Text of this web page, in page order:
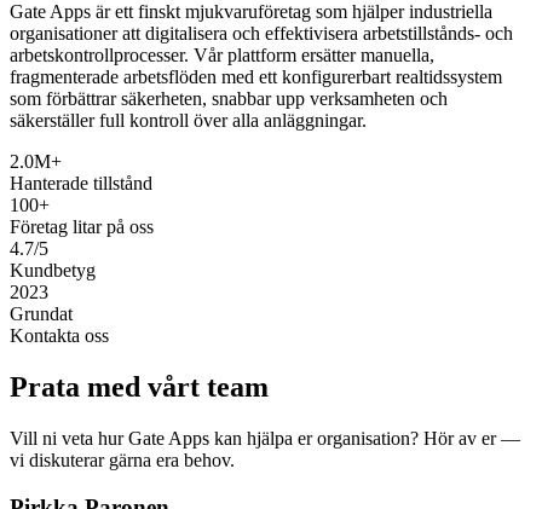
Gate Apps är ett finskt mjukvaruföretag som hjälper industriella
organisationer att digitalisera och effektivisera arbetstillstånds- och
arbetskontrollprocesser. Vår plattform ersätter manuella,
fragmenterade arbetsflöden med ett konfigurerbart realtidssystem
som förbättrar säkerheten, snabbar upp verksamheten och
säkerställer full kontroll över alla anläggningar.
2.0M+
Hanterade tillstånd
100+
Företag litar på oss
4.7/5
Kundbetyg
2023
Grundat
Kontakta oss
Prata med vårt team
Vill ni veta hur Gate Apps kan hjälpa er organisation? Hör av er —
vi diskuterar gärna era behov.